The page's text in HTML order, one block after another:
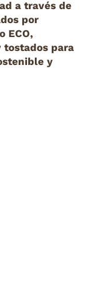
a través de
por
ECO,
tostados para
y